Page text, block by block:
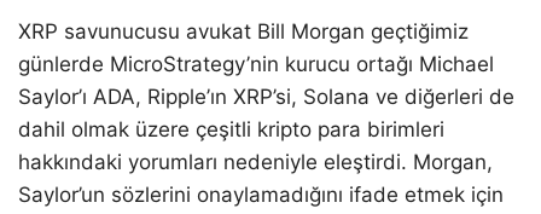
XRP savunucusu avukat Bill Morgan geçtiğimiz
günlerde MicroStrategy’nin kurucu ortağı Michael
Saylor’ı ADA, Ripple’ın XRP’si, Solana ve diğerleri de
dahil olmak üzere çeşitli kripto para birimleri
hakkındaki yorumları nedeniyle eleştirdi. Morgan,
Saylor’un sözlerini onaylamadığını ifade etmek için